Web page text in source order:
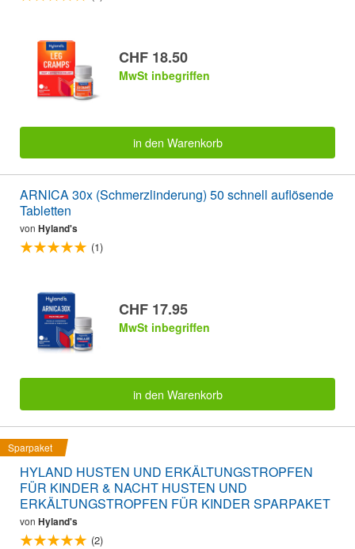
CHF 18.50
MwSt inbegriffen
in den Warenkorb
ARNICA 30x (Schmerzlinderung) 50 schnell auflösende
Tabletten
von Hyland's
(1)
CHF 17.95
MwSt inbegriffen
in den Warenkorb
Sparpaket
HYLAND HUSTEN UND ERKÄLTUNGSTROPFEN
FÜR KINDER & NACHT HUSTEN UND
ERKÄLTUNGSTROPFEN FÜR KINDER SPARPAKET
von Hyland's
(2)